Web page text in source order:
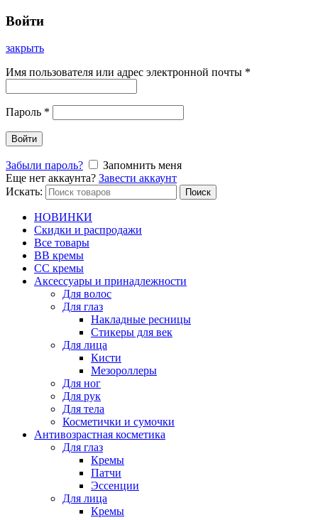
Войти
закрыть
Имя пользователя или адрес электронной почты *
Пароль *
Войти
Забыли пароль?
Запомнить меня
Еще нет аккаунта? Завести аккаунт
Искать:
Поиск
НОВИНКИ
Скидки и распродажи
Все товары
BB кремы
CC кремы
Аксессуары и принадлежности
Для волос
Для глаз
Накладные ресницы
Стикеры для век
Для лица
Кисти
Мезороллеры
Для ног
Для рук
Для тела
Косметички и сумочки
Антивозрастная косметика
Для глаз
Кремы
Патчи
Эссенции
Для лица
Кремы